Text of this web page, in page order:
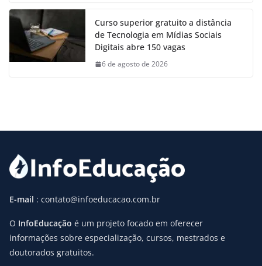
Curso superior gratuito a distância
de Tecnologia em Mídias Sociais
Digitais abre 150 vagas
6 de agosto de 2026
E-mail : contato@infoeducacao.com.br
O InfoEducação é um projeto focado em oferecer
informações sobre especialização, cursos, mestrados e
doutorados gratuitos.